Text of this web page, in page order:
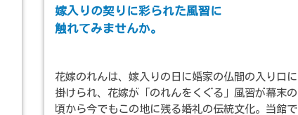
嫁入りの契りに彩られた風習に
触れてみませんか。
花嫁のれんは、嫁入りの日に婚家の仏間の入り口に
掛けられ、花嫁が「のれんをくぐる」風習が幕末の
頃から今でもこの地に残る婚礼の伝統文化。当館で